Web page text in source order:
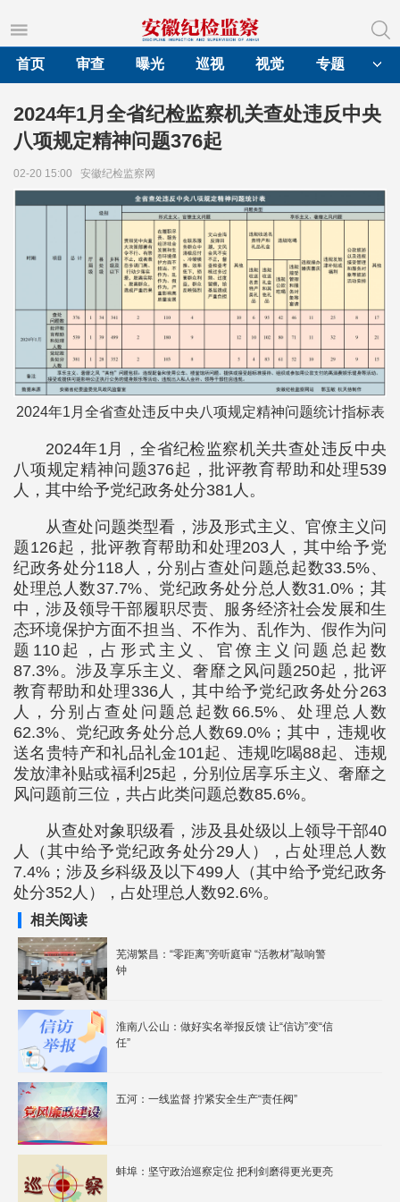
首页
审查 曝光 巡视 视觉 专题
2024年1月全省纪检监察机关查处违反中央
八项规定精神问题376起
02-20 15:00 安徽纪检监察网
2024年1月全省查处违反中央八项规定精神问题统计指标表
2024年1月，全省纪检监察机关共查处违反中央
八项规定精神问题376起，批评教育帮助和处理539
人，其中给予党纪政务处分381人。
从查处问题类型看，涉及形式主义、官僚主义问
题126起，批评教育帮助和处理203人，其中给予党
纪政务处分118人，分别占查处问题总起数33.5%、
处理总人数37.7%、党纪政务处分总人数31.0%；其
中，涉及领导干部履职尽责、服务经济社会发展和生
态环境保护方面不担当、不作为、乱作为、假作为问
题110起，占形式主义、官僚主义问题总起数
87.3%。涉及享乐主义、奢靡之风问题250起，批评
教育帮助和处理336人，其中给予党纪政务处分263
人，分别占查处问题总起数66.5%、处理总人数
62.3%、党纪政务处分总人数69.0%；其中，违规收
送名贵特产和礼品礼金101起、违规吃喝88起、违规
发放津补贴或福利25起，分别位居享乐主义、奢靡之
风问题前三位，共占此类问题总数85.6%。
从查处对象职级看，涉及县处级以上领导干部40
人（其中给予党纪政务处分29人），占处理总人数
7.4%；涉及乡科级及以下499人（其中给予党纪政务
处分352人），占处理总人数92.6%。
相关阅读
芜湖繁昌：“零距离”旁听庭审 “活教材”敲响警
钟
淮南八公山：做好实名举报反馈 让“信访”变“信
任”
五河：一线监督 拧紧安全生产“责任阀”
蚌埠：坚守政治巡察定位 把利剑磨得更光更亮